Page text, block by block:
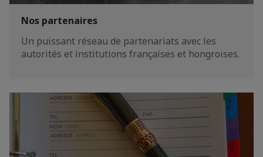
Nos partenaires
Un puissant réseau de partenariats avec les
autorités et institutions françaises et hongroises.